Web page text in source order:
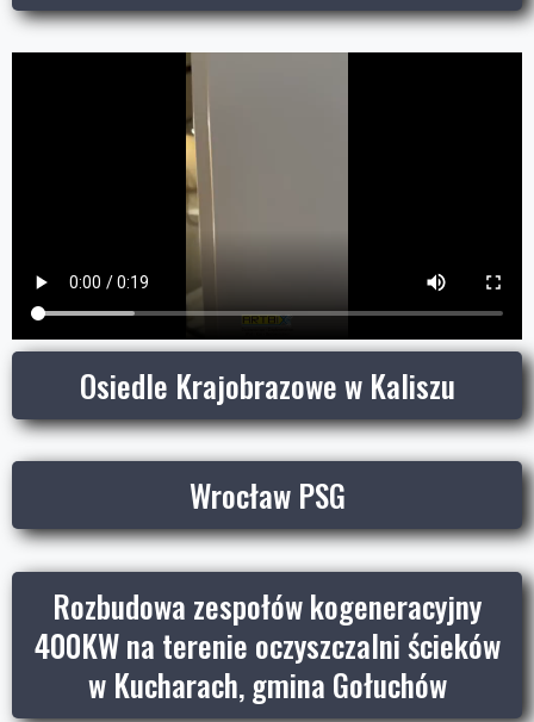
Osiedle Krajobrazowe w Kaliszu
Wrocław PSG
Rozbudowa zespołów kogeneracyjny
400KW na terenie oczyszczalni ścieków
w Kucharach, gmina Gołuchów